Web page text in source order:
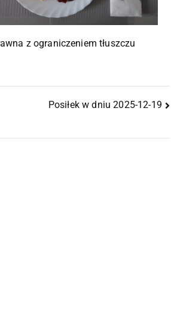
z ograniczeniem tłuszczu
Posiłek w dniu 2025-12-19